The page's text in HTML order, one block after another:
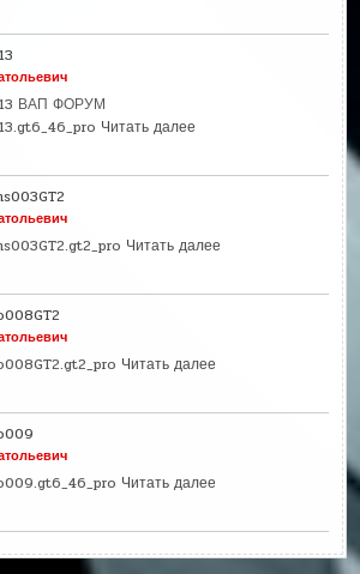
ВАП ФОРУМ
Читать далее
Читать далее
Читать далее
Читать далее